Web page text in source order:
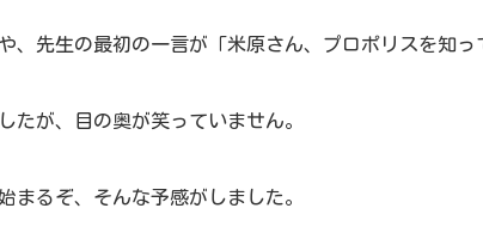
、先生の最初の一言が「米原さん、プロポリスを知っ
たが、目の奥が笑っていません。
まるぞ、そんな予感がしました。